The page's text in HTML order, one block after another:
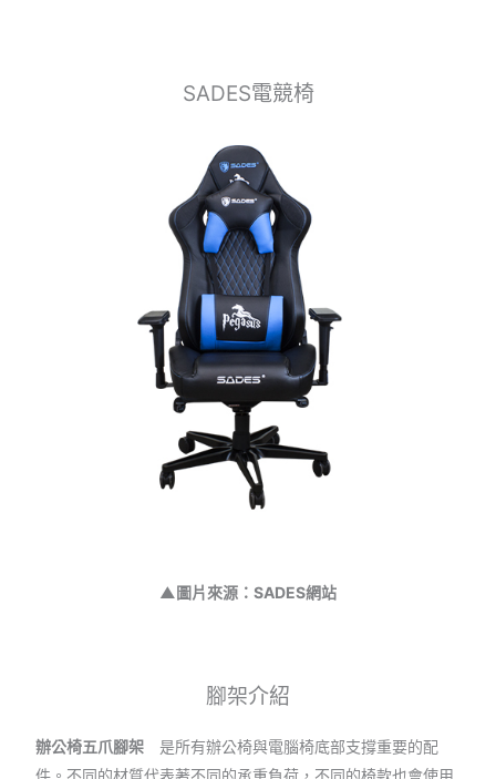
SADES電競椅
▲圖片來源：SADES網站
腳架介紹
辦公椅五爪腳架是所有辦公椅與電腦椅底部支撐重要的配
件。不同的材質代表著不同的承重負荷，不同的椅款也會使用